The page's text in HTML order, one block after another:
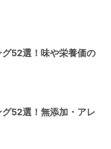
52選！味や栄養価の
グ52選！無添加・アレ